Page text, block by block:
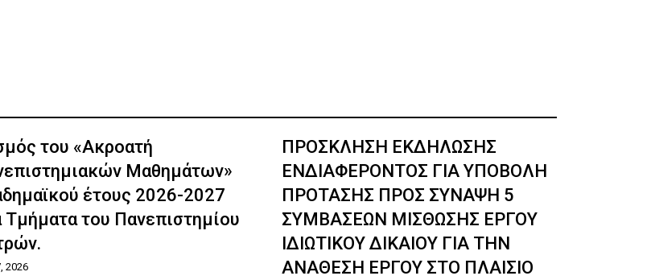
του «Ακροατή
Μαθημάτων»
έτους 2026-2027
Τμήματα του Πανεπιστημίου
2026
ΠΡΟΣΚΛΗΣΗ ΕΚΔΗΛΩΣΗΣ
ΕΝΔΙΑΦΕΡΟΝΤΟΣ ΓΙΑ ΥΠΟΒΟΛΗ
ΠΡΟΤΑΣΗΣ ΠΡΟΣ ΣΥΝΑΨΗ 5
ΣΥΜΒΑΣΕΩΝ ΜΙΣΘΩΣΗΣ ΕΡΓΟΥ
ΙΔΙΩΤΙΚΟΥ ΔΙΚΑΙΟΥ ΓΙΑ ΤΗΝ
ΑΝΑΘΕΣΗ ΕΡΓΟΥ ΣΤΟ ΠΛΑΙΣΙΟ